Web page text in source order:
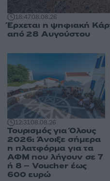
18:4708.08.26
Έρχεται η ψηφιακή
από 28 Αυγούστου
12:3108.08.26
Τουρισμός για Όλους
2026: Άνοιξε σήμερα
η πλατφόρμα για τα
ΑΦΜ που λήγουν σε 7
ή 8 – Voucher έως
600 ευρώ